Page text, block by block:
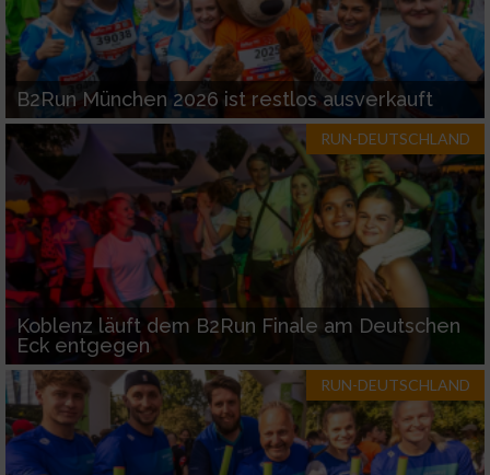
B2Run München 2026 ist restlos ausverkauft
RUN-DEUTSCHLAND
Koblenz läuft dem B2Run Finale am Deutschen
Eck entgegen
RUN-DEUTSCHLAND